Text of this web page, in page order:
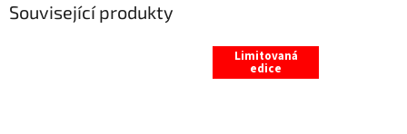
Související produkty
Limitovaná
edice